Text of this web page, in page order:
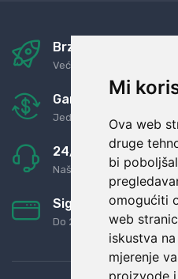
Mi
Ova web
druge
bi
omogućiti
web
iskustva
mjerenje
proizvode
Brza i sigurna
Već za nekoliko dana kod
Garancija u povrat
Jednostavno pravilo:
24/7 odlična
Naši agenti uvijek na
Sigurno obročno
Do 24 rata bez kamata